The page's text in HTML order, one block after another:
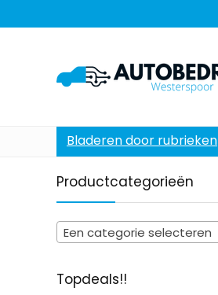
Bladeren door rubrieken
Productcategorieën
Een categorie selecteren
Topdeals!!